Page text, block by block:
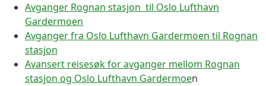
Avganger Rognan stasjon til Oslo Lufthavn
Gardermoen
Avganger fra Oslo Lufthavn Gardermoen til Rognan
stasjon
Avansert reisesøk for avganger mellom Rognan
stasjon og Oslo Lufthavn Gardermoen